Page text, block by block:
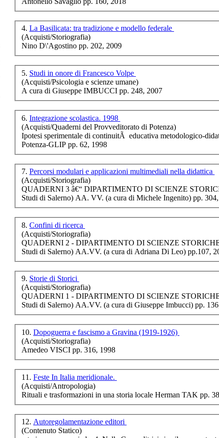
Emersioni recondite
€ 8,00
Gli organi antichi
della Basilicata
€ 18,00
Formes, styles, sens...
Narrativa di quanto
occorsoÃ¢â‚¬Â¦
€ 40,00
La danza del silenzio
€ 9,00
La scuola creativa
Lâ€™albero della
vita
€ 13,00
IL DECLINO E LA
SPERANZA LA
DIFFICILE
Guide giuridiche
pareri di diritto civile
e diritto penale
4. La Basilicata: tra tradizione e modello federale
(Acquisti/Storiografia)
Nino D\'Agostino pp. 202, 2009
5. Studi in onore di Francesco Volpe
(Acquisti/Psicologia e scienze umane)
A cura di Giuseppe IMBUCCI pp. 248, 2007
6. Integrazione scolastica. 1998
(Acquisti/Quaderni del Provveditorato di Potenza)
Ipotesi sperimentale di continuitÃ educativa metodologico-
Potenza-GLIP pp. 62, 1998
7. Percorsi modulari e applicazioni multimediali nella didattica
(Acquisti/Storiografia)
QUADERNI 3 â€“ DIPARTIMENTO DI SCIENZE
Studi di Salerno) AA. VV. (a cura di Michele Ingenito) pp.
8. Confini di ricerca
(Acquisti/Storiografia)
QUADERNI 2 - DIPARTIMENTO DI SCIENZE
Studi di Salerno) AA.VV. (a cura di Adriana Di Leo) pp.107,
9. Storie di Storici
(Acquisti/Storiografia)
QUADERNI 1 - DIPARTIMENTO DI SCIENZE
Studi di Salerno) AA.VV. (a cura di Giuseppe Imbucci) pp.
10. Dopoguerra e fascismo a Gravina (1919-1926)
(Acquisti/Storiografia)
Amedeo VISCI pp. 316, 1998
11. Feste In Italia meridionale.
(Acquisti/Antropologia)
Rituali e trasformazioni in una storia locale Herman TAK pp.
12. Autoregolamentazione editori
(Contenuto Statico)